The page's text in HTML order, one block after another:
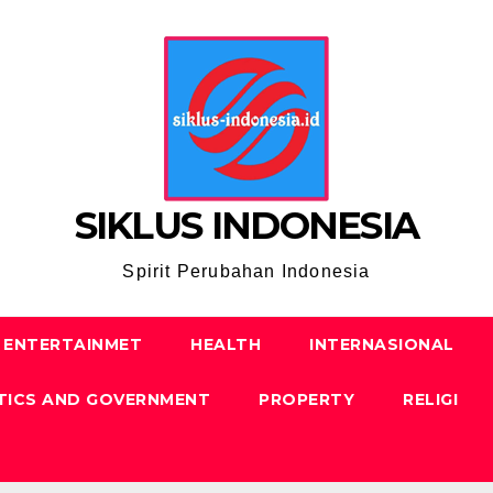
SIKLUS INDONESIA
Spirit Perubahan Indonesia
ENTERTAINMET HEALTH INTERNASIONAL
AND GOVERNMENT PROPERTY RELIGI